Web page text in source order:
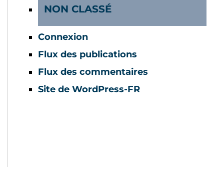
NON CLASSÉ
Connexion
Flux des publications
Flux des commentaires
Site de WordPress-FR